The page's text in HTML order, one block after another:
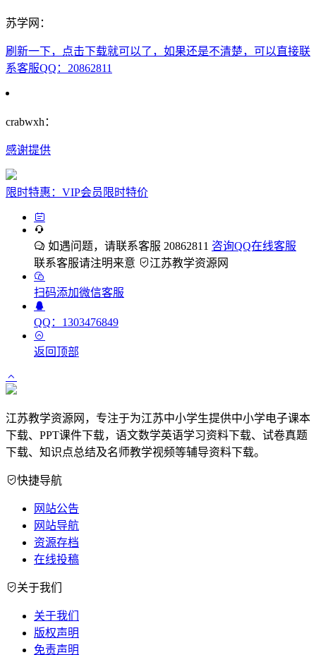
苏学网：
刷新一下，点击下载就可以了，如果还是不清楚，可以直接联
系客服QQ：20862811
crabwxh：
感谢提供
限时特惠：VIP会员限时特价
如遇问题，请联系客服 20862811 咨询QQ在线客服
联系客服请注明来意
江苏教学资源网
扫码添加微信客服
QQ：1303476849
返回顶部
江苏教学资源网，专注于为江苏中小学生提供中小学电子课本
下载、PPT课件下载，语文数学英语学习资料下载、试卷真题
下载、知识点总结及名师教学视频等辅导资料下载。
快捷导航
网站公告
网站导航
资源存档
在线投稿
关于我们
关于我们
版权声明
免责声明